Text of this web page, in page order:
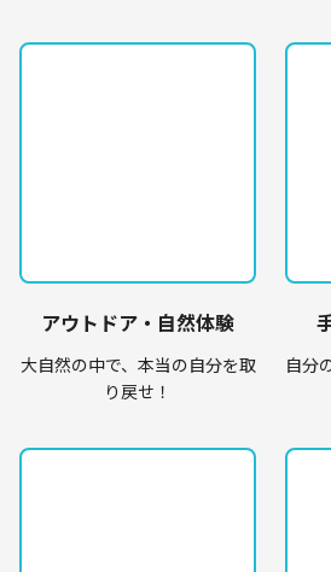
アウトドア・自然体験
大自然の中で、本当の自分を取
り戻せ！
自分